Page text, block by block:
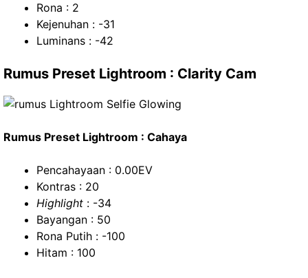
Rona : 2
Kejenuhan : -31
Luminans : -42
Rumus Preset Lightroom : Clarity Cam
Rumus Preset Lightroom : Cahaya
Pencahayaan : 0.00EV
Kontras : 20
Highlight : -34
Bayangan : 50
Rona Putih : -100
Hitam : 100